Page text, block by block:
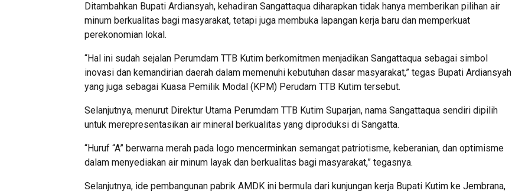
Ditambahkan Bupati Ardiansyah, kehadiran Sangattaqua diharapkan tidak hanya memberikan pilihan air
minum berkualitas bagi masyarakat, tetapi juga membuka lapangan kerja baru dan memperkuat
perekonomian lokal.
“Hal ini sudah sejalan Perumdam TTB Kutim berkomitmen menjadikan Sangattaqua sebagai simbol
inovasi dan kemandirian daerah dalam memenuhi kebutuhan dasar masyarakat,” tegas Bupati Ardiansyah
yang juga sebagai Kuasa Pemilik Modal (KPM) Perudam TTB Kutim tersebut.
Selanjutnya, menurut Direktur Utama Perumdam TTB Kutim Suparjan, nama Sangattaqua sendiri dipilih
untuk merepresentasikan air mineral berkualitas yang diproduksi di Sangatta.
“Huruf “A” berwarna merah pada logo mencerminkan semangat patriotisme, keberanian, dan optimisme
dalam menyediakan air minum layak dan berkualitas bagi masyarakat,” tegasnya.
Selanjutnya, ide pembangunan pabrik AMDK ini bermula dari kunjungan kerja Bupati Kutim ke Jembrana,